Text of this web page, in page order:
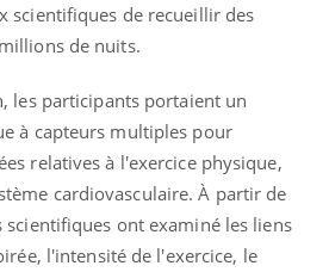
scientifiques de recueillir des
de nuits.
les participants portaient un
à capteurs multiples pour
relatives à l'exercice physique,
cardiovasculaire. À partir de
scientifiques ont examiné les liens
l'intensité de l'exercice, le